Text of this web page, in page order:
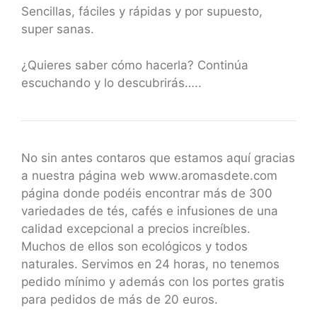
Sencillas, fáciles y rápidas y por supuesto,
super sanas.
¿Quieres saber cómo hacerla? Continúa
escuchando y lo descubrirás…..
No sin antes contaros que estamos aquí gracias
a nuestra página web www.aromasdete.com
página donde podéis encontrar más de 300
variedades de tés, cafés e infusiones de una
calidad excepcional a precios increíbles.
Muchos de ellos son ecológicos y todos
naturales. Servimos en 24 horas, no tenemos
pedido mínimo y además con los portes gratis
para pedidos de más de 20 euros.